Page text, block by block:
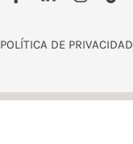
POLÍTICA DE PRIVACIDAD